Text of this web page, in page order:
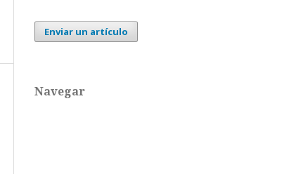
Enviar un artículo
Navegar